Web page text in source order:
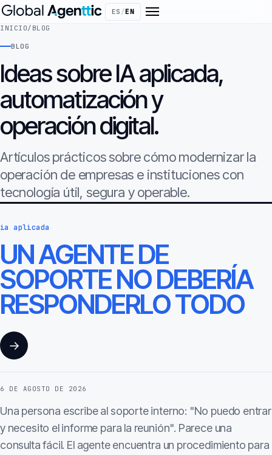
ES /EN
INICIO/ BLOG
BLOG
Ideas sobre IA aplicada,
automatización y
operación digital.
Artículos prácticos sobre cómo modernizar la
operación de empresas e instituciones con
tecnología útil, segura y operable.
ia aplicada
UN AGENTE DE
SOPORTE NO DEBERÍA
RESPONDERLO TODO
→
6 DE AGOSTO DE 2026
Una persona escribe al soporte interno: "No puedo entrar
y necesito el informe para la reunión". Parece una
consulta fácil. El agente encuentra un procedimiento para